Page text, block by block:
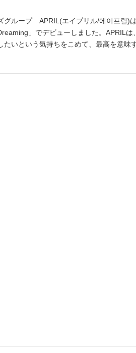
グループ APRIL(エイプリル/에이프릴)
」でデビューしました。APRILは
たいという気持ちをこめて、最高を意味